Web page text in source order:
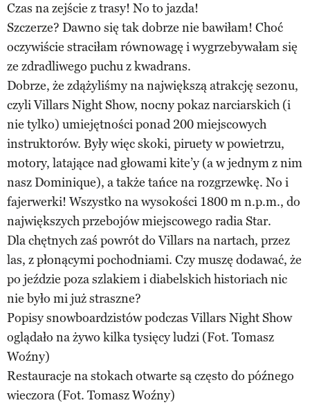
Czas na zejście z trasy! No to jazda!
Szczerze? Dawno się tak dobrze nie bawiłam! Choć
oczywiście straciłam równowagę i wygrzebywałam się
ze zdradliwego puchu z kwadrans.
Dobrze, że zdążyliśmy na największą atrakcję sezonu,
czyli Villars Night Show, nocny pokaz narciarskich (i
nie tylko) umiejętności ponad 200 miejscowych
instruktorów. Były więc skoki, piruety w powietrzu,
motory, latające nad głowami kite’y (a w jednym z nim
nasz Dominique), a także tańce na rozgrzewkę. No i
fajerwerki! Wszystko na wysokości 1800 m n.p.m., do
największych przebojów miejscowego radia Star.
Dla chętnych zaś powrót do Villars na nartach, przez
las, z płonącymi pochodniami. Czy muszę dodawać, że
po jeździe poza szlakiem i diabelskich historiach nic
nie było mi już straszne?
Popisy snowboardzistów podczas Villars Night Show
oglądało na żywo kilka tysięcy ludzi (Fot. Tomasz
Woźny)
Restauracje na stokach otwarte są często do późnego
wieczora (Fot. Tomasz Woźny)